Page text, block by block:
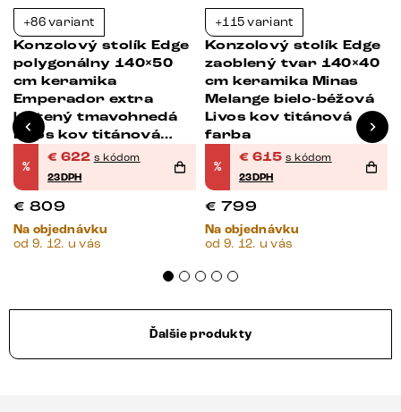
+86 variant
Konzolový stolík Edge
polygonálny 140×50
cm keramika
Emperador extra
leštený tmavohnedá
Livos kov titánová
farba
%
€ 622 s kódom
23DPH
€ 809
Na objednávku
od 9. 12. u vás
+115 variant
Konzolový stolík Edge
zaoblený tvar 140×40
cm keramika Minas
Melange bielo-béžová
Livos kov titánová
farba
%
€ 615 s kódom
23DPH
€ 799
Na objednávku
od 9. 12. u vás
Ďalšie produkty